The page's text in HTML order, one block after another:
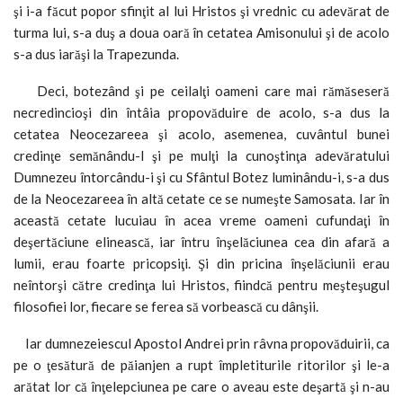
şi i-a făcut popor sfinţit al lui Hristos şi vrednic cu adevărat de
turma lui, s-a duş a doua oară în cetatea Amisonului şi de acolo
s-a dus iarăşi la Trapezunda.
Deci, botezând şi pe ceilalţi oameni care mai rămăseseră
necredincioşi din întâia propovăduire de acolo, s-a dus la
cetatea Neocezareea şi acolo, asemenea, cuvântul bunei
credinţe semănându-l şi pe mulţi la cunoştinţa adevăratului
Dumnezeu întorcându-i şi cu Sfântul Botez luminându-i, s-a dus
de la Neocezareea în altă cetate ce se numeşte Samosata. Iar în
această cetate lucuiau în acea vreme oameni cufundaţi în
deşertăciune elinească, iar întru înşelăciunea cea din afară a
lumii, erau foarte pricopsiţi. Şi din pricina înşelăciunii erau
neîntorşi către credinţa lui Hristos, fiindcă pentru meşteşugul
filosofiei lor, fiecare se ferea să vorbească cu dânşii.
Iar dumnezeiescul Apostol Andrei prin râvna propovăduirii, ca
pe o ţesătură de păianjen a rupt împletiturile ritorilor şi le-a
arătat lor că înţelepciunea pe care o aveau este deşartă şi n-au